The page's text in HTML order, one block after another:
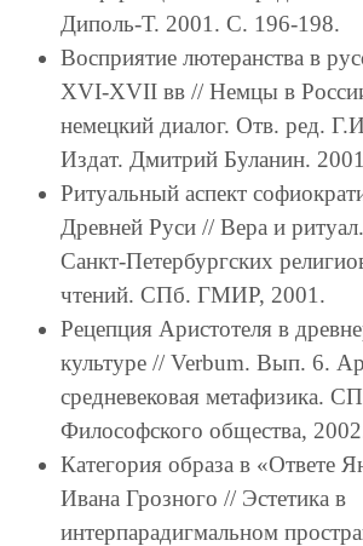
Диполь-Т. 2001. С. 196-198.
Восприятие лютеранства в
XVI-XVII вв // Немцы в
немецкий диалог. Отв. ред.
Издат. Дмитрий Буланин.
Ритуальный аспект
Древней Руси // Вера и
Санкт-Петербургских
чтений. СПб. ГМИР, 2001.
Рецепция Аристотеля в
культуре // Verbum. Вып. 6.
средневековая метафизика.
Философского общества,
Категория образа в «Ответе
Ивана Грозного // Эстетика в
интерпарадигмальном